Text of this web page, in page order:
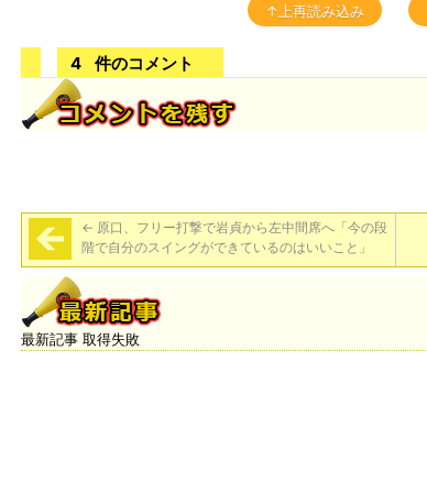
↑上再読み込み
4 件のコメント
← 原口、フリー打撃で岩貞から左中間席へ「今の段
階で自分のスイングができているのはいいこと」
最新記事 取得失敗